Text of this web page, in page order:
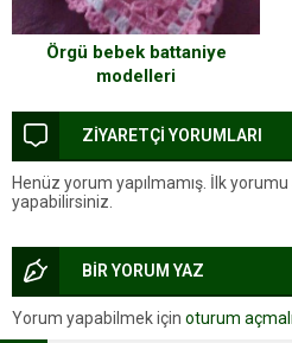
Örgü bebek battaniye
modelleri
ZİYARETÇİ YORUMLARI
Henüz yorum yapılmamış. İlk yorumu
yapabilirsiniz.
BİR YORUM YAZ
Yorum yapabilmek için oturum